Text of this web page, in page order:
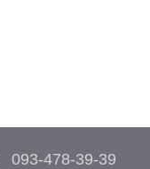
093-478-39-39